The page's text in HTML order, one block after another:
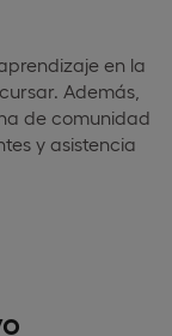
en la
Además,
de comunidad
y asistencia